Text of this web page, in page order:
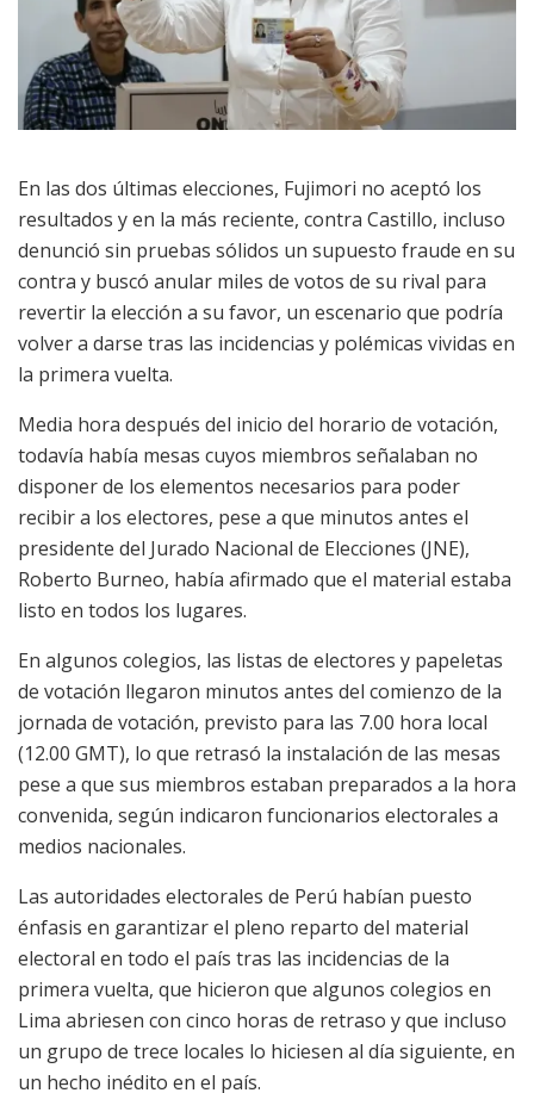
En las dos últimas elecciones, Fujimori no aceptó los
resultados y en la más reciente, contra Castillo, incluso
denunció sin pruebas sólidos un supuesto fraude en su
contra y buscó anular miles de votos de su rival para
revertir la elección a su favor, un escenario que podría
volver a darse tras las incidencias y polémicas vividas en
la primera vuelta.
Media hora después del inicio del horario de votación,
todavía había mesas cuyos miembros señalaban no
disponer de los elementos necesarios para poder
recibir a los electores, pese a que minutos antes el
presidente del Jurado Nacional de Elecciones (JNE),
Roberto Burneo, había afirmado que el material estaba
listo en todos los lugares.
En algunos colegios, las listas de electores y papeletas
de votación llegaron minutos antes del comienzo de la
jornada de votación, previsto para las 7.00 hora local
(12.00 GMT), lo que retrasó la instalación de las mesas
pese a que sus miembros estaban preparados a la hora
convenida, según indicaron funcionarios electorales a
medios nacionales.
Las autoridades electorales de Perú habían puesto
énfasis en garantizar el pleno reparto del material
electoral en todo el país tras las incidencias de la
primera vuelta, que hicieron que algunos colegios en
Lima abriesen con cinco horas de retraso y que incluso
un grupo de trece locales lo hiciesen al día siguiente, en
un hecho inédito en el país.